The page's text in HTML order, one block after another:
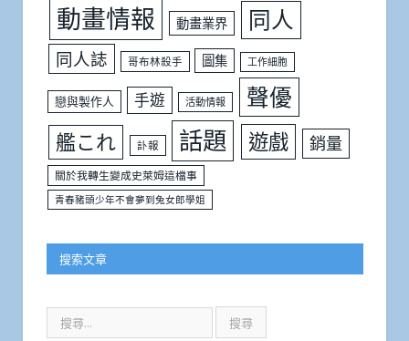
動畫情報 動畫業界 同人
同人誌 哥布林殺手 圖集 工作細胞
戀與製作人 手遊 活動情報 聲優
艦これ 訃報 話題 遊戲 銷量
關於我轉生變成史萊姆這檔事
青春豬頭少年不會夢到兔女郎學姐
搜索文章